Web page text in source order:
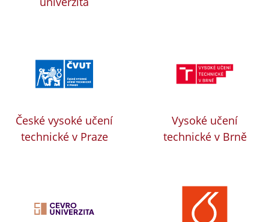
České vysoké učení
technické v Praze
Vysoké učení
technické v Brně